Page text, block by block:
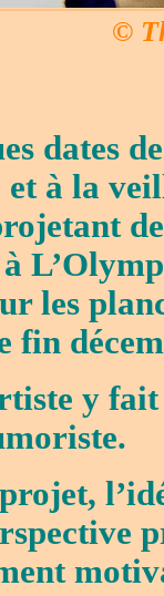
©
dates
et à la
à
les
fin
y